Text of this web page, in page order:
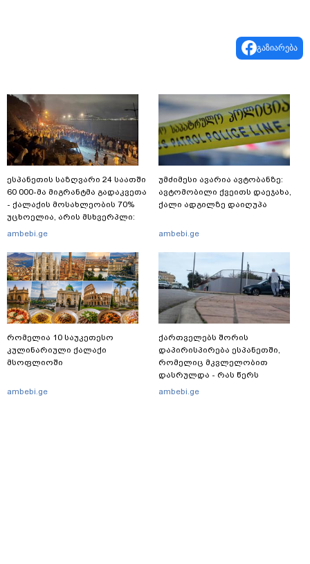
გაზიარება
ესპანეთის საზღვარი 24 საათში
60 000-მა მიგრანტმა გადაკვეთა
- ქალაქის მოსახლეობის 70%
უცხოელია, არის მსხვერპლი:
ბოლო ცნობები სეუტადან,
გასვლის ეშინიათ
ambebi.ge
რომელია 10 საუკეთესო
კულინარიული ქალაქი
მსოფლიოში
ambebi.ge
უმძიმესი ავარია ავტობანზე:
ავტომობილი ქვეითს დაეჯახა,
ქალი ადგილზე დაიღუპა
ambebi.ge
ქართველებს შორის
დაპირისპირება ესპანეთში,
რომელიც მკვლელობით
დასრულდა - რას წერს
საერთაშორისო მედია: "მანქანა
ambebi.ge